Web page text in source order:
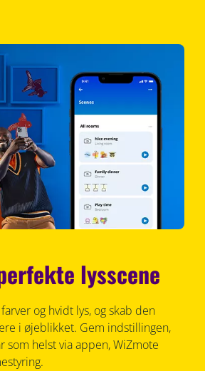
lysscene
og hvidt lys, og skab den
i øjeblikket. Gem indstillingen,
som helst via appen, WiZmote